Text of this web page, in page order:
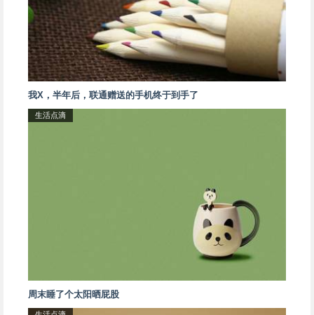
我X，半年后，联通赠送的手机终于到手了
生活点滴
周末睡了个太阳晒屁股